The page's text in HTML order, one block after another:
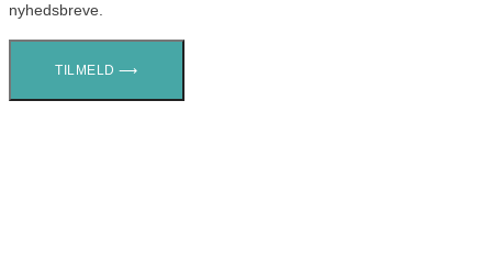
nyhedsbreve.
TILMELD ⟶